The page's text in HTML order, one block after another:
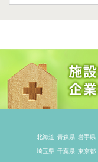
北海道 青森県 岩手県
埼玉県 千葉県 東京都